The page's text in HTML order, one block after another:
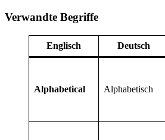
Verwandte Begriffe
Englisch Deutsch
Alphabetical Alphabetisch